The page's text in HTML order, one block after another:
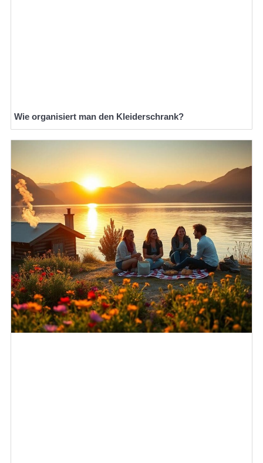
Wie organisiert man den Kleiderschrank?